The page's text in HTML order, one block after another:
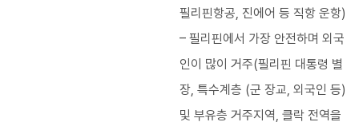
필리핀항공, 진에어 등 직항 운항)
– 필리핀에서 가장 안전하며 외국
인이 많이 거주(필리핀 대통령 별
장, 특수계층 (군 장교, 외국인 등)
및 부유층 거주지역, 클락 전역을